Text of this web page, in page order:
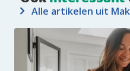
Alle artikelen uit